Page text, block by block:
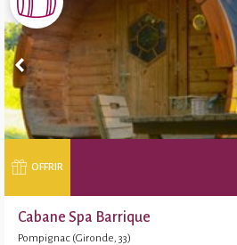
OFFRIR
Cabane Spa Barrique
Pompignac (Gironde, 33)